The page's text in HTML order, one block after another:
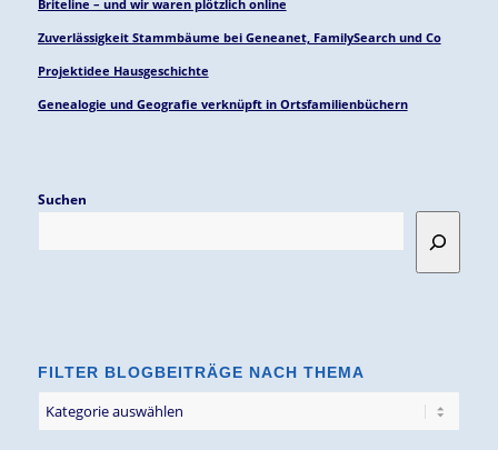
Briteline – und wir waren plötzlich online
Zuverlässigkeit Stammbäume bei Geneanet, FamilySearch und Co
Projektidee Hausgeschichte
Genealogie und Geografie verknüpft in Ortsfamilienbüchern
Suchen
FILTER BLOGBEITRÄGE NACH THEMA
Blogbeiträge